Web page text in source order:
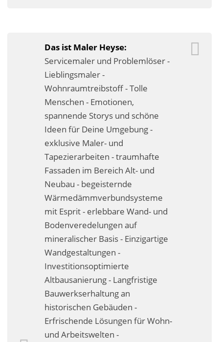
Premium-Lösungen
Meine gute Empfehlung
Arbeitsbühne mieten
Heyse Lifestyle
Kontakt
Navigation schließen
Das ist Maler Heyse:
Servicemaler und Problemlöser -
Lieblingsmaler -
Wohnraumtreibstoff - Tolle
Menschen - Emotionen,
spannende Storys und schöne
Ideen für Deine Umgebung -
exklusive Maler- und
Tapezierarbeiten - traumhafte
Fassaden im Bereich Alt- und
Neubau - begeisternde
Wärmedämmverbundsysteme
mit Esprit - erlebbare Wand- und
Bodenveredelungen auf
mineralischer Basis - Einzigartige
Wandgestaltungen -
Investitionsoptimierte
Altbausanierung - Langfristige
Bauwerkserhaltung an
historischen Gebäuden -
Erfrischende Lösungen für Wohn-
und Arbeitswelten -